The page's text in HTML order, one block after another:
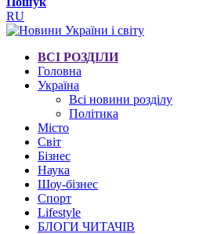
RU
ВСІ РОЗДІЛИ
Головна
Україна
Всі новини розділу
Політика
Місто
Світ
Бізнес
Наука
Шоу-бізнес
Спорт
Lifestyle
БЛОГИ ЧИТАЧІВ